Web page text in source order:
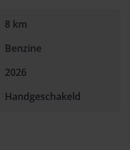
8 km
Benzine
2026
Handgeschakeld